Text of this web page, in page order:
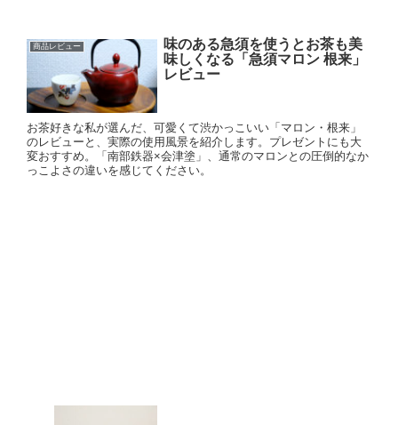
商品レビュー
味のある急須を使うとお茶も美
味しくなる「急須マロン 根来」
レビュー
お茶好きな私が選んだ、可愛くて渋かっこいい「マロン・根来」
のレビューと、実際の使用風景を紹介します。プレゼントにも大
変おすすめ。「南部鉄器×会津塗」、通常のマロンとの圧倒的なか
っこよさの違いを感じてください。